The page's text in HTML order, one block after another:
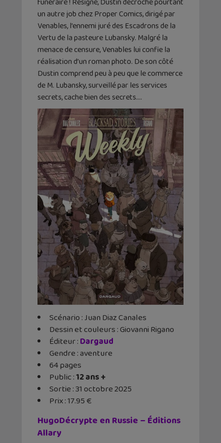
un autre job chez Proper Comics, dirigé par
Venables, l’ennemi juré des Escadrons de la
Vertu de la pasteure Lubansky. Malgré la
menace de censure, Venables lui confie la
réalisation d’un roman photo. De son côté
Dustin comprend peu à peu que le commerce
de M. Lubansky, surveillé par les services
secrets, cache bien des secrets….
Scénario : Juan Diaz Canales
Dessin et couleurs : Giovanni Rigano
Éditeur ‏:Dargaud
Gendre : aventure
64 pages
Public :12 ans +
Sortie : 31 octobre 2025
Prix : 17.95 €
HugoDécrypte en Russie – Éditions
Allary